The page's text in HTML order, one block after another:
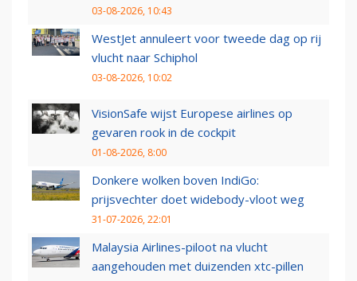
03-08-2026, 10:43
WestJet annuleert voor tweede dag op rij
vlucht naar Schiphol
03-08-2026, 10:02
VisionSafe wijst Europese airlines op
gevaren rook in de cockpit
01-08-2026, 8:00
Donkere wolken boven IndiGo:
prijsvechter doet widebody-vloot weg
31-07-2026, 22:01
Malaysia Airlines-piloot na vlucht
aangehouden met duizenden xtc-pillen